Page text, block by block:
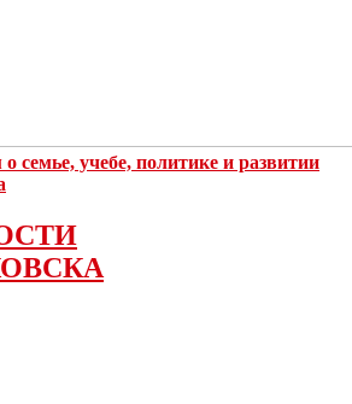
семье, учебе, политике и развитии